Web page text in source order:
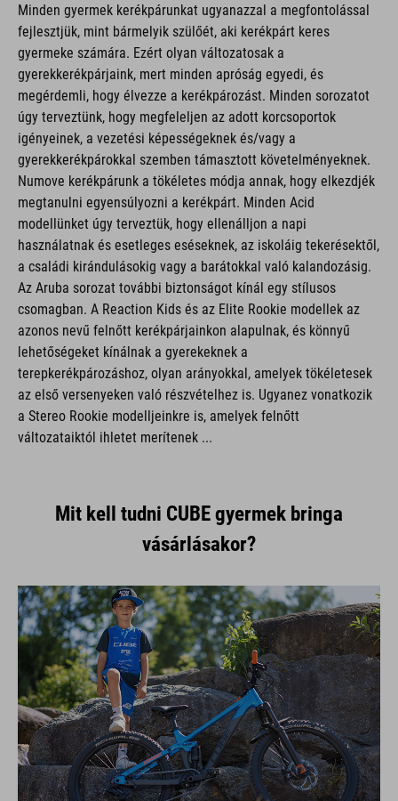
Minden gyermek kerékpárunkat ugyanazzal a megfontolással
fejlesztjük, mint bármelyik szülőét, aki kerékpárt keres
gyermeke számára. Ezért olyan változatosak a
gyerekkerékpárjaink, mert minden apróság egyedi, és
megérdemli, hogy élvezze a kerékpározást. Minden sorozatot
úgy terveztünk, hogy megfeleljen az adott korcsoportok
igényeinek, a vezetési képességeknek és/vagy a
gyerekkerékpárokkal szemben támasztott követelményeknek.
Numove kerékpárunk a tökéletes módja annak, hogy elkezdjék
megtanulni egyensúlyozni a kerékpárt. Minden Acid
modellünket úgy terveztük, hogy ellenálljon a napi
használatnak és esetleges eséseknek, az iskoláig tekerésektől,
a családi kirándulásokig vagy a barátokkal való kalandozásig.
Az Aruba sorozat további biztonságot kínál egy stílusos
csomagban. A Reaction Kids és az Elite Rookie modellek az
azonos nevű felnőtt kerékpárjainkon alapulnak, és könnyű
lehetőségeket kínálnak a gyerekeknek a
terepkerékpározáshoz, olyan arányokkal, amelyek tökéletesek
az első versenyeken való részvételhez is. Ugyanez vonatkozik
a Stereo Rookie modelljeinkre is, amelyek felnőtt
változataiktól ihletet merítenek ...
Mit kell tudni CUBE gyermek bringa
vásárlásakor?